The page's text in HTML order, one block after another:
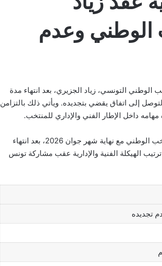
الوطني وعدم
للمنتخب الوطني التونسي، زياد الجزيري، بعد انتهاء مدة
إلى اتفاق يقضي بتجديده. ويأتي ذلك بالتزامن
داخل الإطار الفني والإداري للمنتخب.
يغادر كل من زياد الجزيري وخليل شمام المنتخب الوطني مع نهاية شهر جوان 2026، بعد انتهاء
الهيكلة الفنية والإدارية عقب مشاركة تونس
تجديده